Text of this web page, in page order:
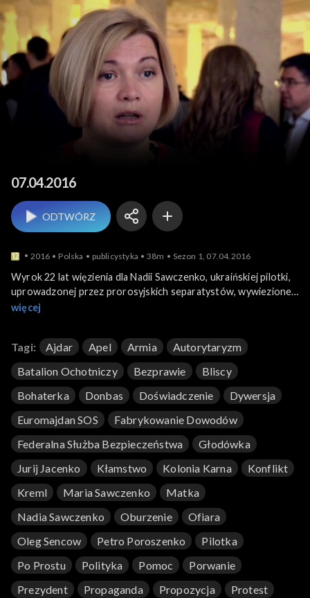
Po
07.04.2016
ODTWÓRZ
2016 Polska publicystyka 38m Sezon 1, 07.04.2016
Wyrok 22 lat więzienia dla Nadii Sawczenko, ukraińskiej pilotki,
uprowadzonej przez prorosyjskich separatystów, wywiezionej
do Rosji i oskarżonej o pomoc w zabójstwie rosyjskich
nie wyjątki, a często stosowana praktyka.
więcej
Tagi: Ajdar Apel Armia
Autorytaryzm
Batalion Ochotniczy
Bezprawie
Bliscy
Bohaterka
Donbas Doświadczenie
Dywersja
Euromajdan SOS
Fabrykowanie Dowodów
Federalna Służba Bezpieczeństwa
Głodówka
Jurij Jacenko
Kłamstwo Kolonia Karna
Konflikt
Kreml
Maria Sawczenko
Matka
Nadia Sawczenko
Oburzenie
Ofiara
Oleg Sencow
Petro Poroszenko
Pilotka
Po Prostu
Polityka Pomoc
Porwanie
Prezydent
Propaganda Propozycja
Protest